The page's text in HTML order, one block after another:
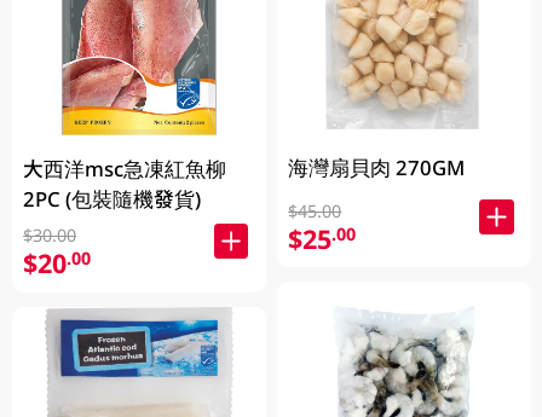
大西洋msc急凍紅魚柳
2PC (包裝隨機發貨)
$30.00
$20.00
海灣扇貝肉 270GM
$45.00
$25.00